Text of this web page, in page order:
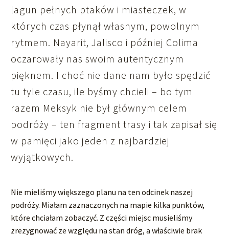
lagun pełnych ptaków i miasteczek, w
których czas płynął własnym, powolnym
rytmem. Nayarit, Jalisco i później Colima
oczarowały nas swoim autentycznym
pięknem. I choć nie dane nam było spędzić
tu tyle czasu, ile byśmy chcieli – bo tym
razem Meksyk nie był głównym celem
podróży – ten fragment trasy i tak zapisał się
w pamięci jako jeden z najbardziej
wyjątkowych.
Nie mieliśmy większego planu na ten odcinek naszej
podróży. Miałam zaznaczonych na mapie kilka punktów,
które chciałam zobaczyć. Z części miejsc musieliśmy
zrezygnować ze względu na stan dróg, a właściwie brak